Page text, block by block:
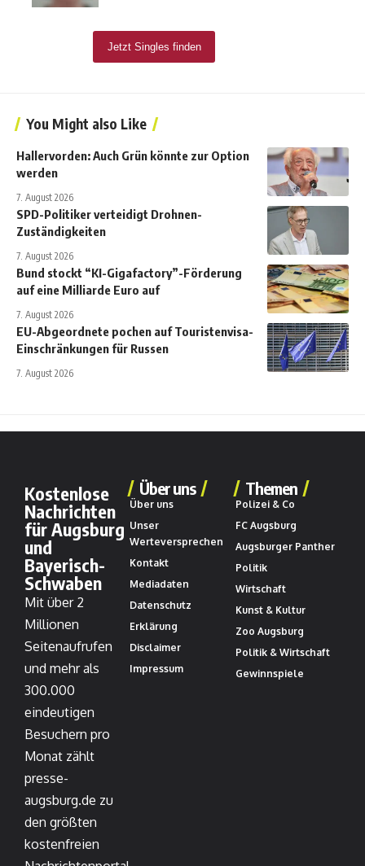
You Might also Like
Hallervorden: Auch Grün könnte zur Option
werden
7. August 2026
SPD-Politiker verteidigt Drohnen-
Zuständigkeiten
7. August 2026
Bund stockt “KI-Gigafactory”-Förderung
auf eine Milliarde Euro auf
7. August 2026
EU-Abgeordnete pochen auf Touristenvisa-
Einschränkungen für Russen
7. August 2026
Kostenlose
Nachrichten
für Augsburg
und
Bayerisch-
Schwaben
Mit über 2
Millionen
Seitenaufrufen
und mehr als
300.000
eindeutigen
Besuchern pro
Monat zählt
presse-
augsburg.de zu
den größten
kostenfreien
Über uns
Über uns
Unser
Werteversprechen
Kontakt
Mediadaten
Datenschutz
Erklärung
Disclaimer
Impressum
Themen
Polizei & Co
FC Augsburg
Augsburger Panther
Politik
Wirtschaft
Kunst & Kultur
Zoo Augsburg
Politik & Wirtschaft
Gewinnspiele